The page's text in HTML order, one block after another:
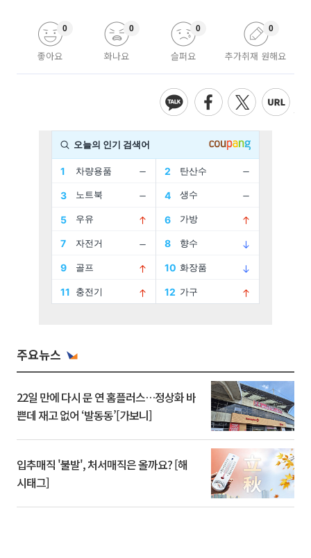
좋아요
0
화나요
0
슬퍼요
0
추가취재 원해요
0
주요뉴스
22일 만에 다시 문 연 홈플러스…정상화 바
쁜데 재고 없어 ‘발동동’[가보니]
입추매직 '불발', 처서매직은 올까요? [해
시태그]